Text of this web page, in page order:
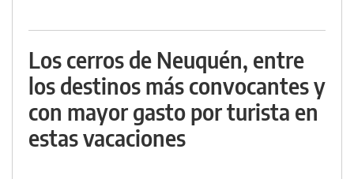
Los cerros de Neuquén, entre
los destinos más convocantes y
con mayor gasto por turista en
estas vacaciones